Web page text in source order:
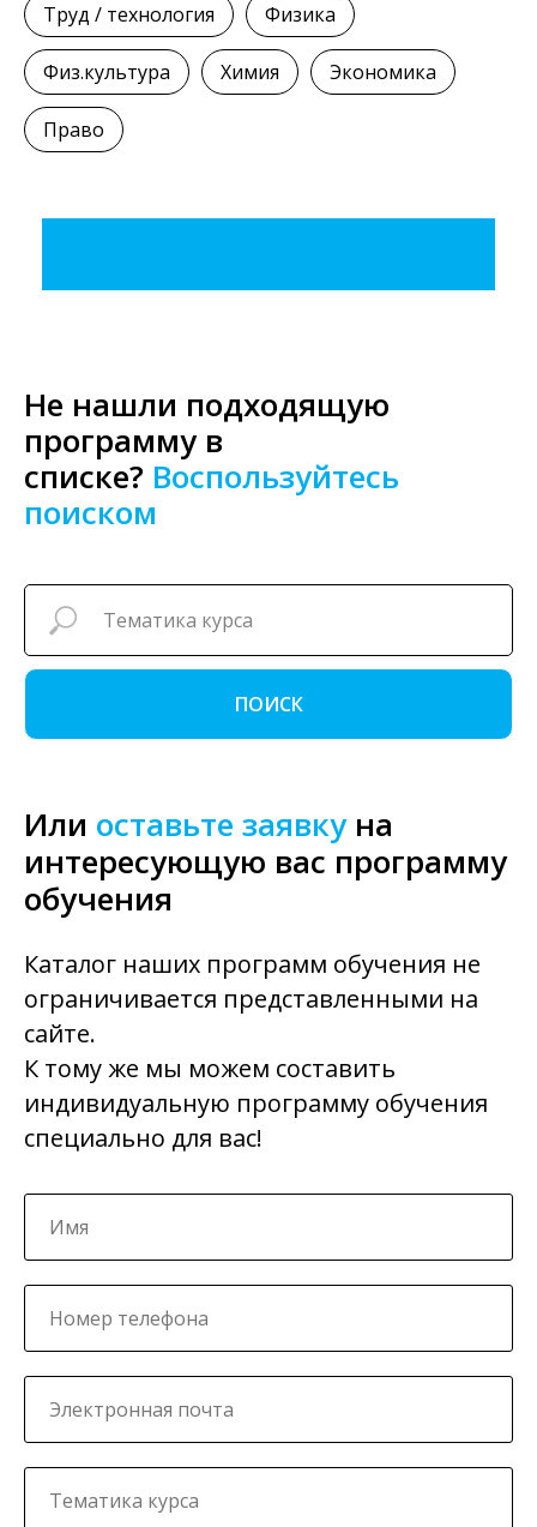
Труд / технология Физика
Физ.культура Химия Экономика
Право
Не нашли подходящую
программу в
списке? Воспользуйтесь
поиском
ПОИСК
Или оставьте заявкуна
интересующую вас программу
обучения
Каталог наших программ обучения не
ограничивается представленными на
сайте.
К тому же мы можем составить
индивидуальную программу обучения
специально для вас!